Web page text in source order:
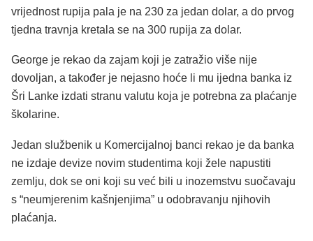
vrijednost rupija pala je na 230 za jedan dolar, a do prvog
tjedna travnja kretala se na 300 rupija za dolar.
George je rekao da zajam koji je zatražio više nije
dovoljan, a također je nejasno hoće li mu ijedna banka iz
Šri Lanke izdati stranu valutu koja je potrebna za plaćanje
školarine.
Jedan službenik u Komercijalnoj banci rekao je da banka
ne izdaje devize novim studentima koji žele napustiti
zemlju, dok se oni koji su već bili u inozemstvu suočavaju
s “neumjerenim kašnjenjima” u odobravanju njihovih
plaćanja.